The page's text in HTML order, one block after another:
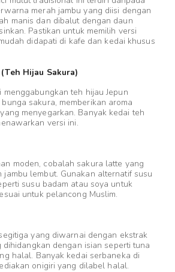
merah jambu yang diisi dengan
manis dan dibalut dengan daun
Pastikan untuk memilih versi
didapati di kafe dan kedai khusus
Hijau Sakura)
menggabungkan teh hijau Jepun
sakura, memberikan aroma
menyegarkan. Banyak kedai teh
versi ini.
moden, cobalah sakura latte yang
jambu lembut. Gunakan alternatif susu
susu badam atau soya untuk
untuk pelancong Muslim.
yang diwarnai dengan ekstrak
dihidangkan dengan isian seperti tuna
halal. Banyak kedai serbaneka di
onigiri yang dilabel halal.